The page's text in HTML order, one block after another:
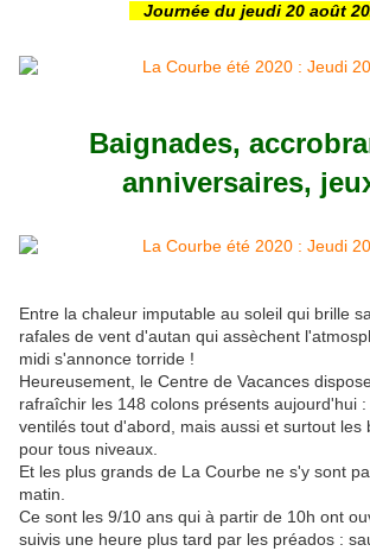
Journée du jeudi 20 août
Baignades,
anniversaires,
Entre la chaleur imputable au soleil qui brille
rafales de vent d'autan qui assèchent
midi s'annonce torride !
Heureusement, le Centre de Vacances
rafraîchir les 148 colons présents aujourd'hui
ventilés tout d'abord, mais aussi et surtout les
pour tous niveaux.
Et les plus grands de La Courbe ne s'y sont
matin.
Ce sont les 9/10 ans qui à partir de 10h ont
suivis une heure plus tard par les préados :